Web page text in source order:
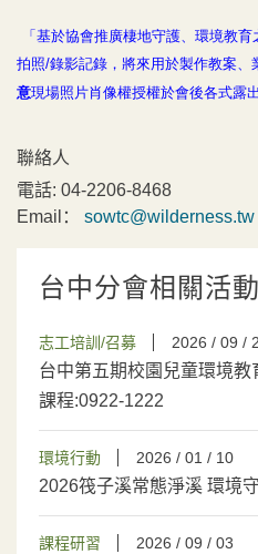
「基於協會推廣棲地守護、環境教
拍照/錄影記錄，將來用於製作教案
意現場照片肖像權授權於會後各式露
聯絡人
電話: 04-2206-8468
Email： sowtc@wilderness.tw
台中分會相關活動
志工培訓/召募 2026 / 09 /
台中第五期校園兒童環境
課程:0922-1222
環境行動 2026 / 01 / 10
2026筏子溪常態淨溪 環境
課程研習 2026 / 09 / 03